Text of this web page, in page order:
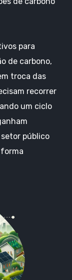
para
de carbono,
troca das
recorrer
um ciclo
público